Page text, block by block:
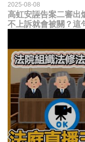
2025-08-08
高虹安誣告案二審出
不上訴就會被關？這